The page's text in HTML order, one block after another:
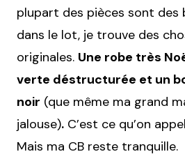
plupart des pièces sont des
dans le lot, je trouve des
originales. Une robe très
verte déstructurée et un
noir (que même ma grand
jalouse). C’est ce qu’on
Mais ma CB reste tranquille.